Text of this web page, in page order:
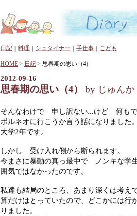
日記 料理 シュタイナー 手仕事 こども
HOME > 日記 > 思春期の思い（4）
2012-09-16
思春期の思い（4） by じゅんか
そんなわけで 申し訳ない...けど 何もで
ボルネオに行こうか言う話になりました
大学2年です。
しかし 受け入れ側から断られます。
今まさに暴動の真っ最中で ノンキな学
囲気ではなかったのです。
私達も結局のところ、あまり深くは考
算だけはとっていたので、どこかには行
りました。